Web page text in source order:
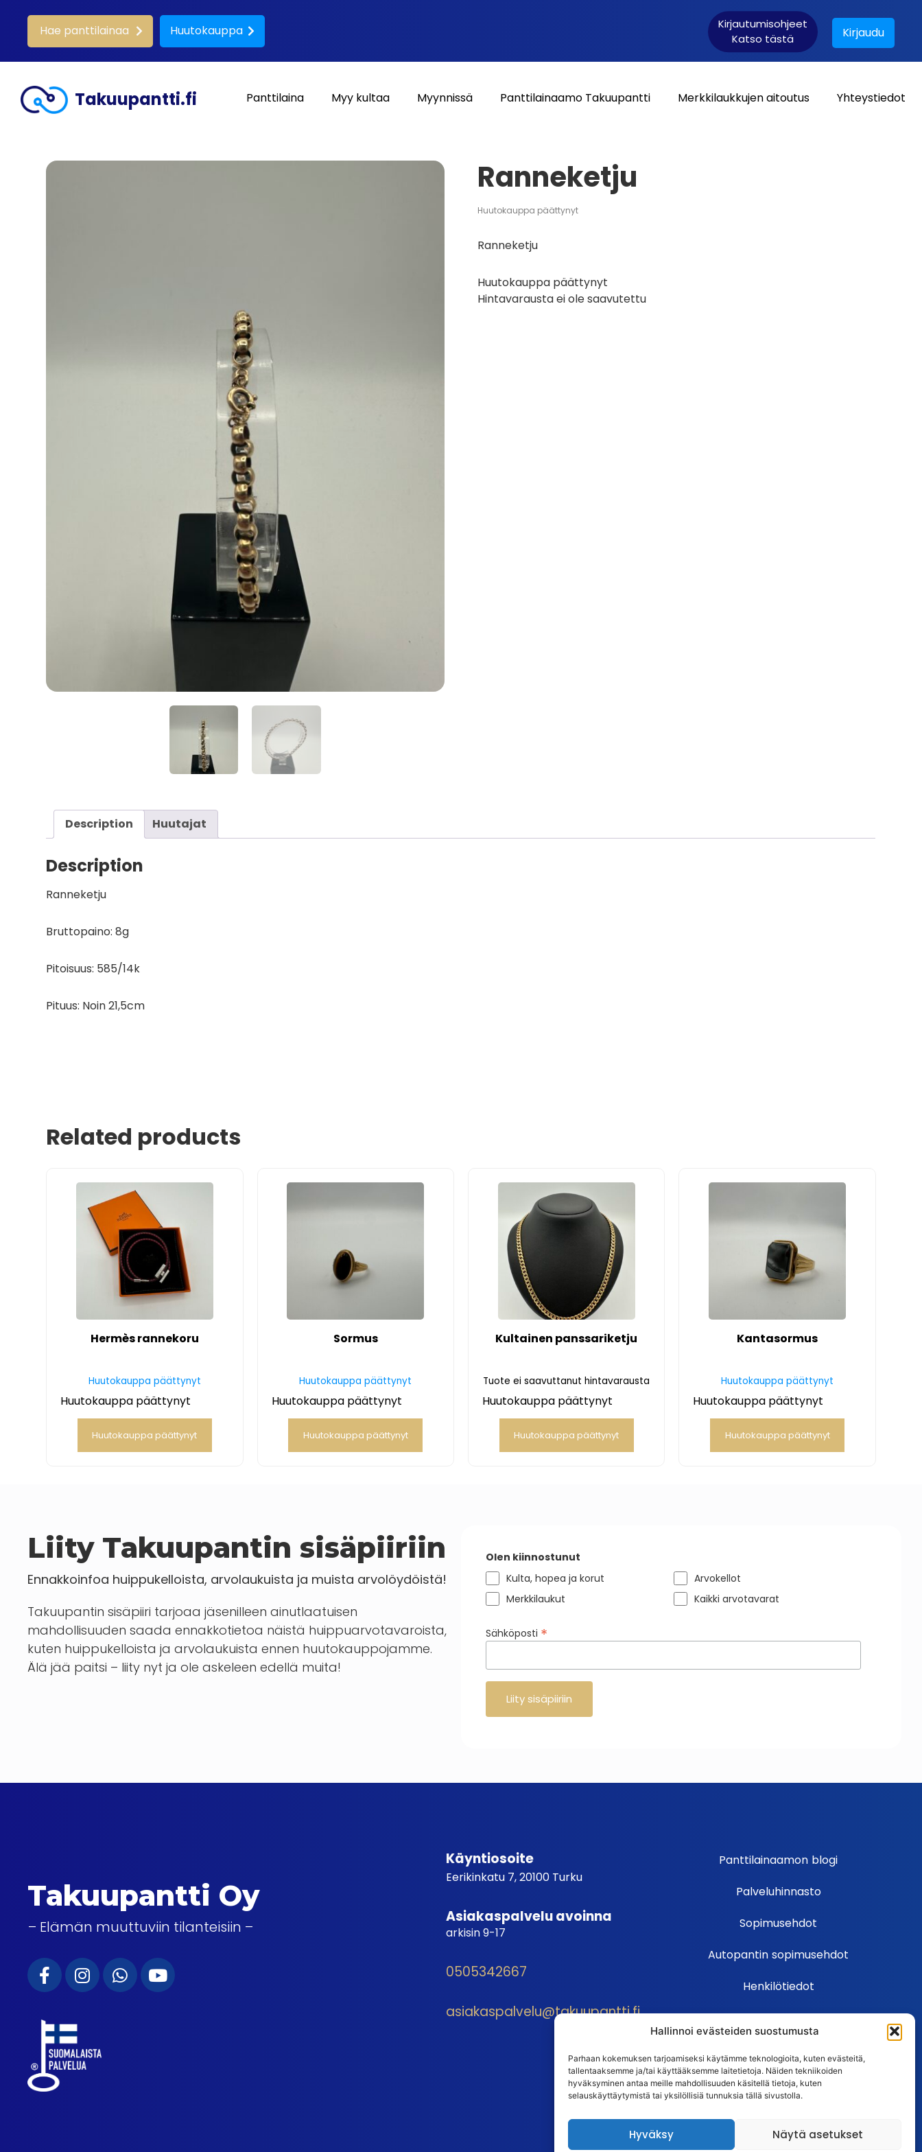
Hallinnoi evästeiden suostumusta
Parhaan kokemuksen tarjoamiseksi käytämme teknologioita, kuten evästeitä,
tallentaaksemme ja/tai käyttääksemme laitetietoja. Näiden tekniikoiden
hyväksyminen antaa meille mahdollisuuden käsitellä tietoja, kuten
selauskäyttäytymistä tai yksilöllisiä tunnuksia tällä sivustolla.
Hyväksy Näytä asetukset
Hae panttilainaa Huutokauppa Kirjautumisohjeet
Katso tästä Kirjaudu
Takuupantti.fi Panttilaina Myy kultaa Myynnissä Panttilainaamo Takuupantti Merkkilaukkujen aitoutus Yhteystiedot
Ranneketju
Huutokauppa päättynyt
Ranneketju
Huutokauppa päättynyt
Hintavarausta ei ole saavutettu
Description Huutajat
Description
Ranneketju
Bruttopaino: 8g
Pitoisuus: 585/14k
Pituus: Noin 21,5cm
Related products
Hermès rannekoru
Huutokauppa päättynyt
Huutokauppa päättynyt
Huutokauppa päättynyt
Sormus
Huutokauppa päättynyt
Huutokauppa päättynyt
Huutokauppa päättynyt
Kultainen panssariketju
Tuote ei saavuttanut hintavarausta
Huutokauppa päättynyt
Huutokauppa päättynyt
Kantasormus
Huutokauppa päättynyt
Huutokauppa päättynyt
Huutokauppa päättynyt
Liity Takuupantin sisäpiiriin
Ennakkoinfoa huippukelloista, arvolaukuista ja muista arvolöydöistä!
Takuupantin sisäpiiri tarjoaa jäsenilleen ainutlaatuisen
mahdollisuuden saada ennakkotietoa näistä huippuarvotavaroista,
kuten huippukelloista ja arvolaukuista ennen huutokauppojamme.
Älä jää paitsi – liity nyt ja ole askeleen edellä muita!
Olen kiinnostunut
Kulta, hopea ja korut
Arvokellot
Merkkilaukut
Kaikki arvotavarat
Sähköposti *
Takuupantti Oy
– Elämän muuttuviin tilanteisiin –
Käyntiosoite
Eerikinkatu 7, 20100 Turku
Asiakaspalvelu avoinna
arkisin 9-17
0505342667
asiakaspalvelu@takuupantti.fi
Panttilainaamon blogi
Palveluhinnasto
Sopimusehdot
Autopantin sopimusehdot
Henkilötiedot
Ehdot
Usein kysytyt kysymykset